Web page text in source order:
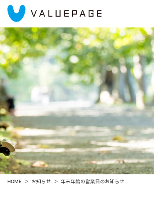
HOME お知らせ 年末年始の営業日のお知らせ